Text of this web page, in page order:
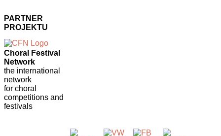
PARTNER
PROJEKTU
Choral Festival
Network
the international
network
for choral
competitions and
festivals